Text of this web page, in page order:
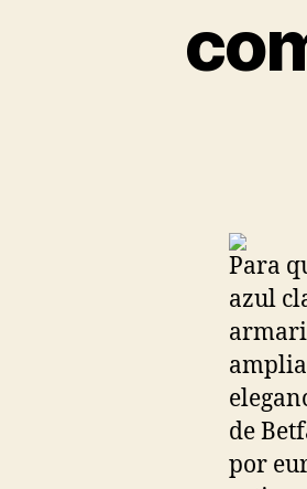
Para
azul
de
por